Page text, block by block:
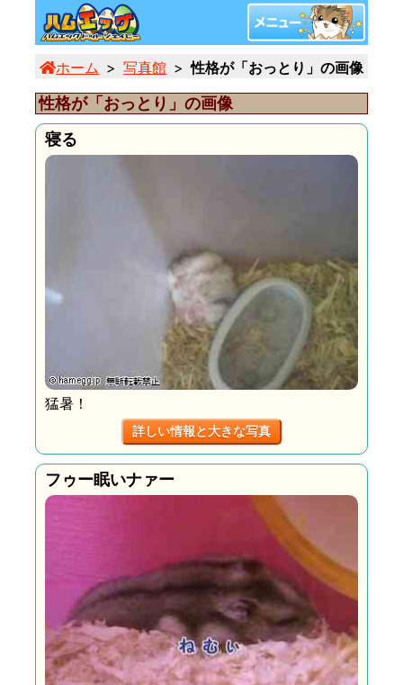
ホーム 写真館 性格が「おっとり」の画像 (11/
性格が「おっとり」の画像
寝る
猛暑！
詳しい情報と大きな写真
フゥー眠いナァー